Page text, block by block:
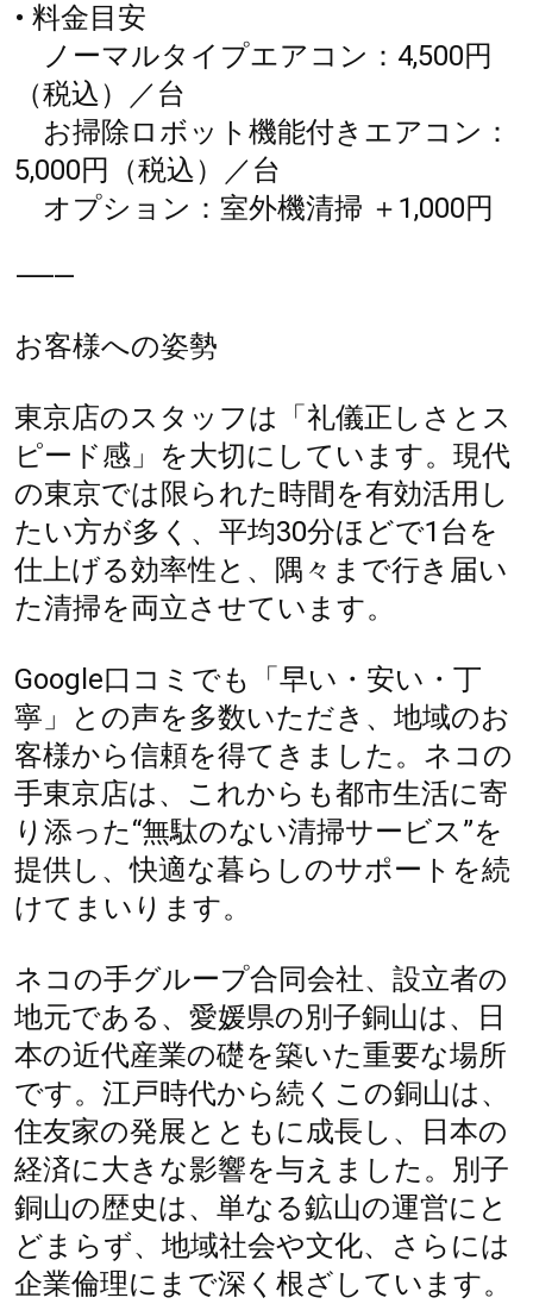
• 料金目安
ノーマルタイプエアコン：4,500円
（税込）／台
お掃除ロボット機能付きエアコン：
5,000円（税込）／台
オプション：室外機清掃 ＋1,000円
⸻
お客様への姿勢
東京店のスタッフは「礼儀正しさとス
ピード感」を大切にしています。現代
の東京では限られた時間を有効活用し
たい方が多く、平均30分ほどで1台を
仕上げる効率性と、隅々まで行き届い
た清掃を両立させています。
Google口コミでも「早い・安い・丁
寧」との声を多数いただき、地域のお
客様から信頼を得てきました。ネコの
手東京店は、これからも都市生活に寄
り添った“無駄のない清掃サービス”を
提供し、快適な暮らしのサポートを続
けてまいります。
ネコの手グループ合同会社、設立者の
地元である、愛媛県の別子銅山は、日
本の近代産業の礎を築いた重要な場所
です。江戸時代から続くこの銅山は、
住友家の発展とともに成長し、日本の
経済に大きな影響を与えました。別子
銅山の歴史は、単なる鉱山の運営にと
どまらず、地域社会や文化、さらには
企業倫理にまで深く根ざしています。